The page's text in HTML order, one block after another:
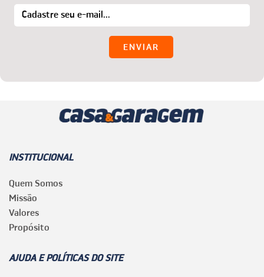
INSTITUCIONAL
Quem Somos
Missão
Valores
Propósito
AJUDA E POLÍTICAS DO SITE